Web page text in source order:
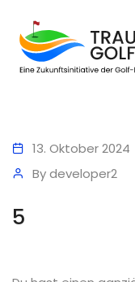
13. Oktober 2024
Bydeveloper2
5